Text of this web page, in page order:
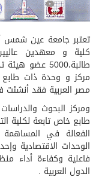
مركز و وحدة ذات
مصر العربية فقد أنشئت في شهر يوليو
طابع خاص تابعة لكلية
الفعالة في
الوحدات الاقتصادية
فاعلية وكفاءة أداء
الدول العربية .